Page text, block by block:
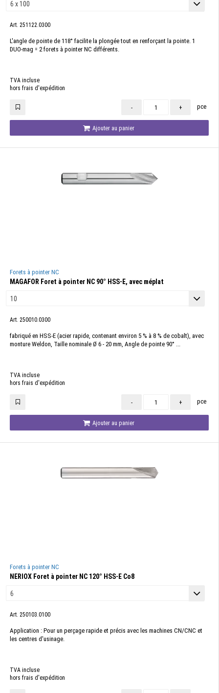
Art. 251122.0300
L'angle de pointe de 118° facilite la plongée tout en renforçant la pointe. 1
DUO-mag = 2 forets à pointer NC différents.
TVA incluse
hors frais d'expédition
- + pce
Ajouter au panier
Forets à pointer NC
MAGAFOR Foret à pointer NC 90° HSS-E, avec méplat
Art. 250010.0300
fabriqué en HSS-E (acier rapide, contenant environ 5 % à 8 % de cobalt), avec
monture Weldon, Taille nominale Ø 6 - 20 mm, Angle de pointe 90° ...
TVA incluse
hors frais d'expédition
- + pce
Ajouter au panier
Forets à pointer NC
NERIOX Foret à pointer NC 120° HSS-E Co8
Art. 250103.0100
Application : Pour un perçage rapide et précis avec les machines CN/CNC et
les centres d'usinage.
TVA incluse
hors frais d'expédition